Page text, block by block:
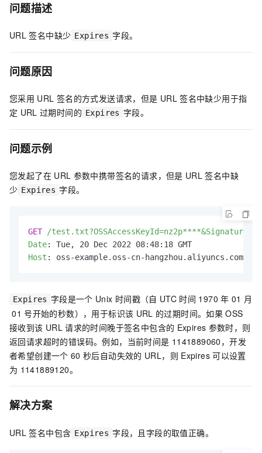
问题描述
URL 签名中缺少 Expires 字段。
问题原因
您采用 URL 签名的方式发送请求，但是 URL 签名中缺少用于指
定 URL 过期时间的 Expires 字段。
问题示例
您发起了在 URL 参数中携带签名的请求，但是 URL 签名中缺
少 Expires 字段。
GET /
Date:
Host : oss-example.oss-cn-hangzhou.aliyuncs.com
Expires 字段是一个 Unix 时间戳（自 UTC 时间 1970 年 01 月
01 号开始的秒数），用于标识该 URL 的过期时间。如果 OSS
接收到该 URL 请求的时间晚于签名中包含的 Expires 参数时，则
返回请求超时的错误码。例如，当前时间是 1141889060，开发
者希望创建一个 60 秒后自动失效的 URL，则 Expires 可以设置
为 1141889120。
解决方案
URL 签名中包含 Expires 字段，且字段的取值正确。